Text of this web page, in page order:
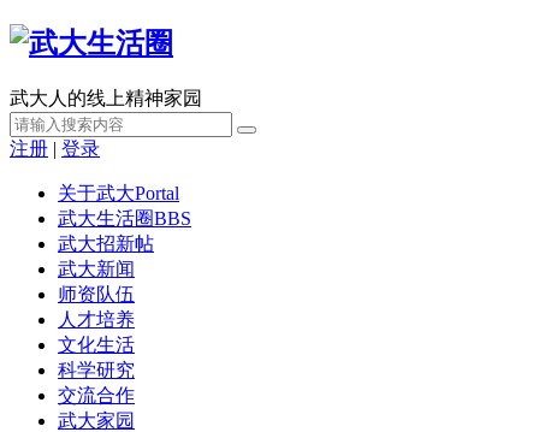
武大人的线上精神家园
注册 | 登录
关于武大Portal
武大生活圈BBS
武大招新帖
武大新闻
师资队伍
人才培养
文化生活
科学研究
交流合作
武大家园